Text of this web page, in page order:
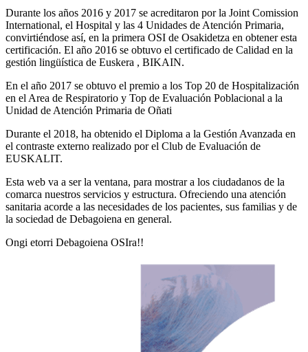
Durante los años 2016 y 2017 se acreditaron por la Joint Comission
International, el Hospital y las 4 Unidades de Atención Primaria,
convirtiéndose así, en la primera OSI de Osakidetza en obtener esta
certificación. El año 2016 se obtuvo el certificado de Calidad en la
gestión lingüística de Euskera , BIKAIN.
En el año 2017 se obtuvo el premio a los Top 20 de Hospitalización
en el Area de Respiratorio y Top de Evaluación Poblacional a la
Unidad de Atención Primaria de Oñati
Durante el 2018, ha obtenido el Diploma a la Gestión Avanzada en
el contraste externo realizado por el Club de Evaluación de
EUSKALIT.
Esta web va a ser la ventana, para mostrar a los ciudadanos de la
comarca nuestros servicios y estructura. Ofreciendo una atención
sanitaria acorde a las necesidades de los pacientes, sus familias y de
la sociedad de Debagoiena en general.
Ongi etorri Debagoiena OSIra!!